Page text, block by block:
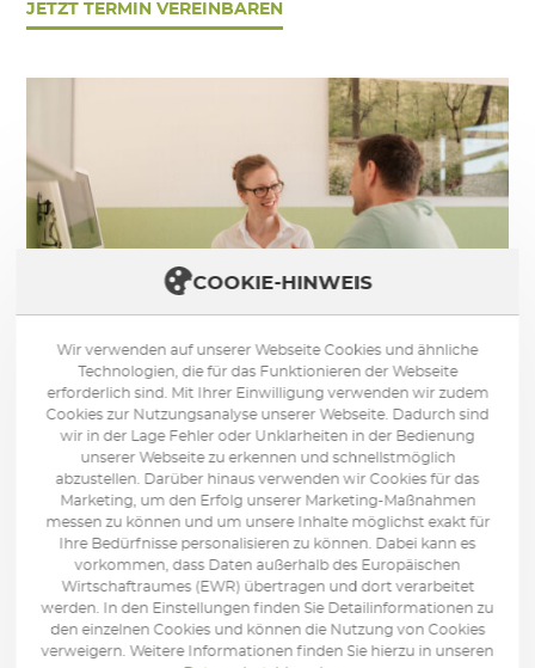
JETZT TERMIN VEREINBAREN
Was Sie bei Ihrer Zahnarzt Auswahl beachten
sollten
Nur wenige Patienten gehen wirklich gerne zum
Zahnarzt – das würden wir gerne ändern. Wenn Zahnarzt
und Patient gleichmäßig viel Wert auf Zahnerhaltung
und Prophylaxe legen, werden Zahnarztbesuche eine
regelmäßige Routine die entspannt abläuft. Wählen Sie
COOKIE-HINWEIS
Wir verwenden auf unserer Webseite Cookies und ähnliche
Technologien, die für das Funktionieren der Webseite
erforderlich sind. Mit Ihrer Einwilligung verwenden wir zudem
Cookies zur Nutzungsanalyse unserer Webseite. Dadurch sind
wir in der Lage Fehler oder Unklarheiten in der Bedienung
unserer Webseite zu erkennen und schnellstmöglich
abzustellen. Darüber hinaus verwenden wir Cookies für das
Marketing, um den Erfolg unserer Marketing-Maßnahmen
messen zu können und um unsere Inhalte möglichst exakt für
Ihre Bedürfnisse personalisieren zu können. Dabei kann es
vorkommen, dass Daten außerhalb des Europäischen
Wirtschaftraumes (EWR) übertragen und dort verarbeitet
werden. In den Einstellungen finden Sie Detailinformationen zu
den einzelnen Cookies und können die Nutzung von Cookies
verweigern. Weitere Informationen finden Sie hierzu in unseren